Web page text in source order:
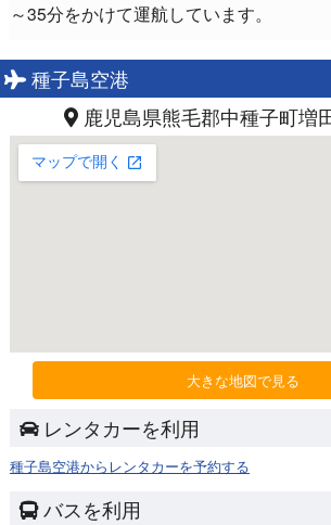
～35分をかけて運航しています。
種子島空港
鹿児島県熊毛郡中種子町増
大きな地図で見る
レンタカーを利用
種子島空港からレンタカーを予約する
バスを利用